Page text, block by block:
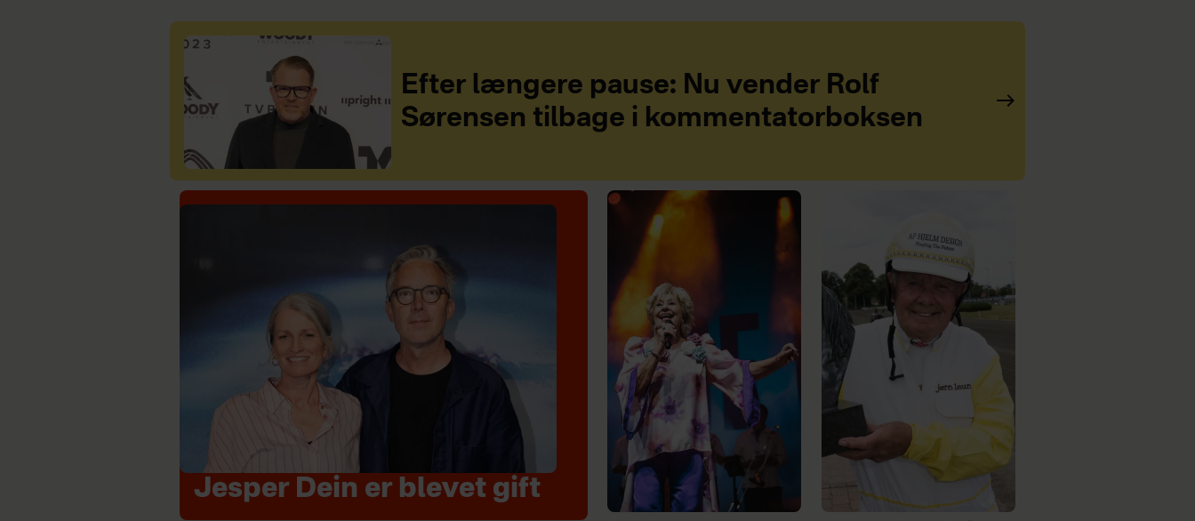
Efter længere pause: Nu vender Rolf
Sørensen tilbage i kommentatorboksen
Jesper Dein er blevet gift